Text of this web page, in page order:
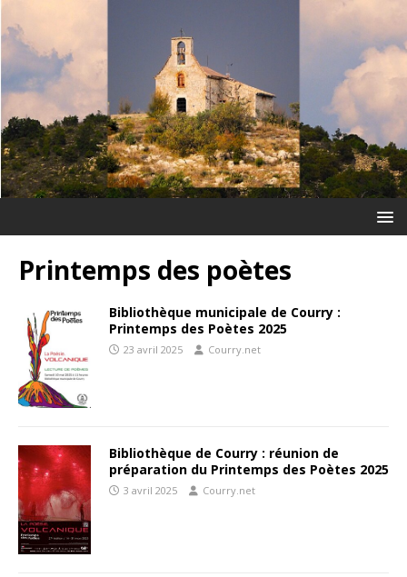
Printemps des poètes
Bibliothèque municipale de Courry :
Printemps des Poètes 2025
23 avril 2025 Courry.net
Bibliothèque de Courry : réunion de
préparation du Printemps des Poètes 2025
3 avril 2025 Courry.net